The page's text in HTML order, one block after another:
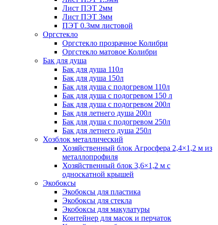
Лист ПЭТ 2мм
Лист ПЭТ 3мм
ПЭТ 0.3мм листовой
Оргстекло
Оргстекло прозрачное Колибри
Оргстекло матовое Колибри
Бак для душа
Бак для душа 110л
Бак для душа 150л
Бак для душа с подогревом 110л
Бак для душа с подогревом 150 л
Бак для душа с подогревом 200л
Бак для летнего душа 200л
Бак для душа с подогревом 250л
Бак для летнего душа 250л
Хозблок металлический
Хозяйственный блок Агросфера 2,4×1,2 м из
металлопрофиля
Хозяйственный блок 3,6×1,2 м с
односкатной крышей
Экобоксы
Экобоксы для пластика
Экобоксы для стекла
Экобоксы для макулатуры
Контейнер для масок и перчаток